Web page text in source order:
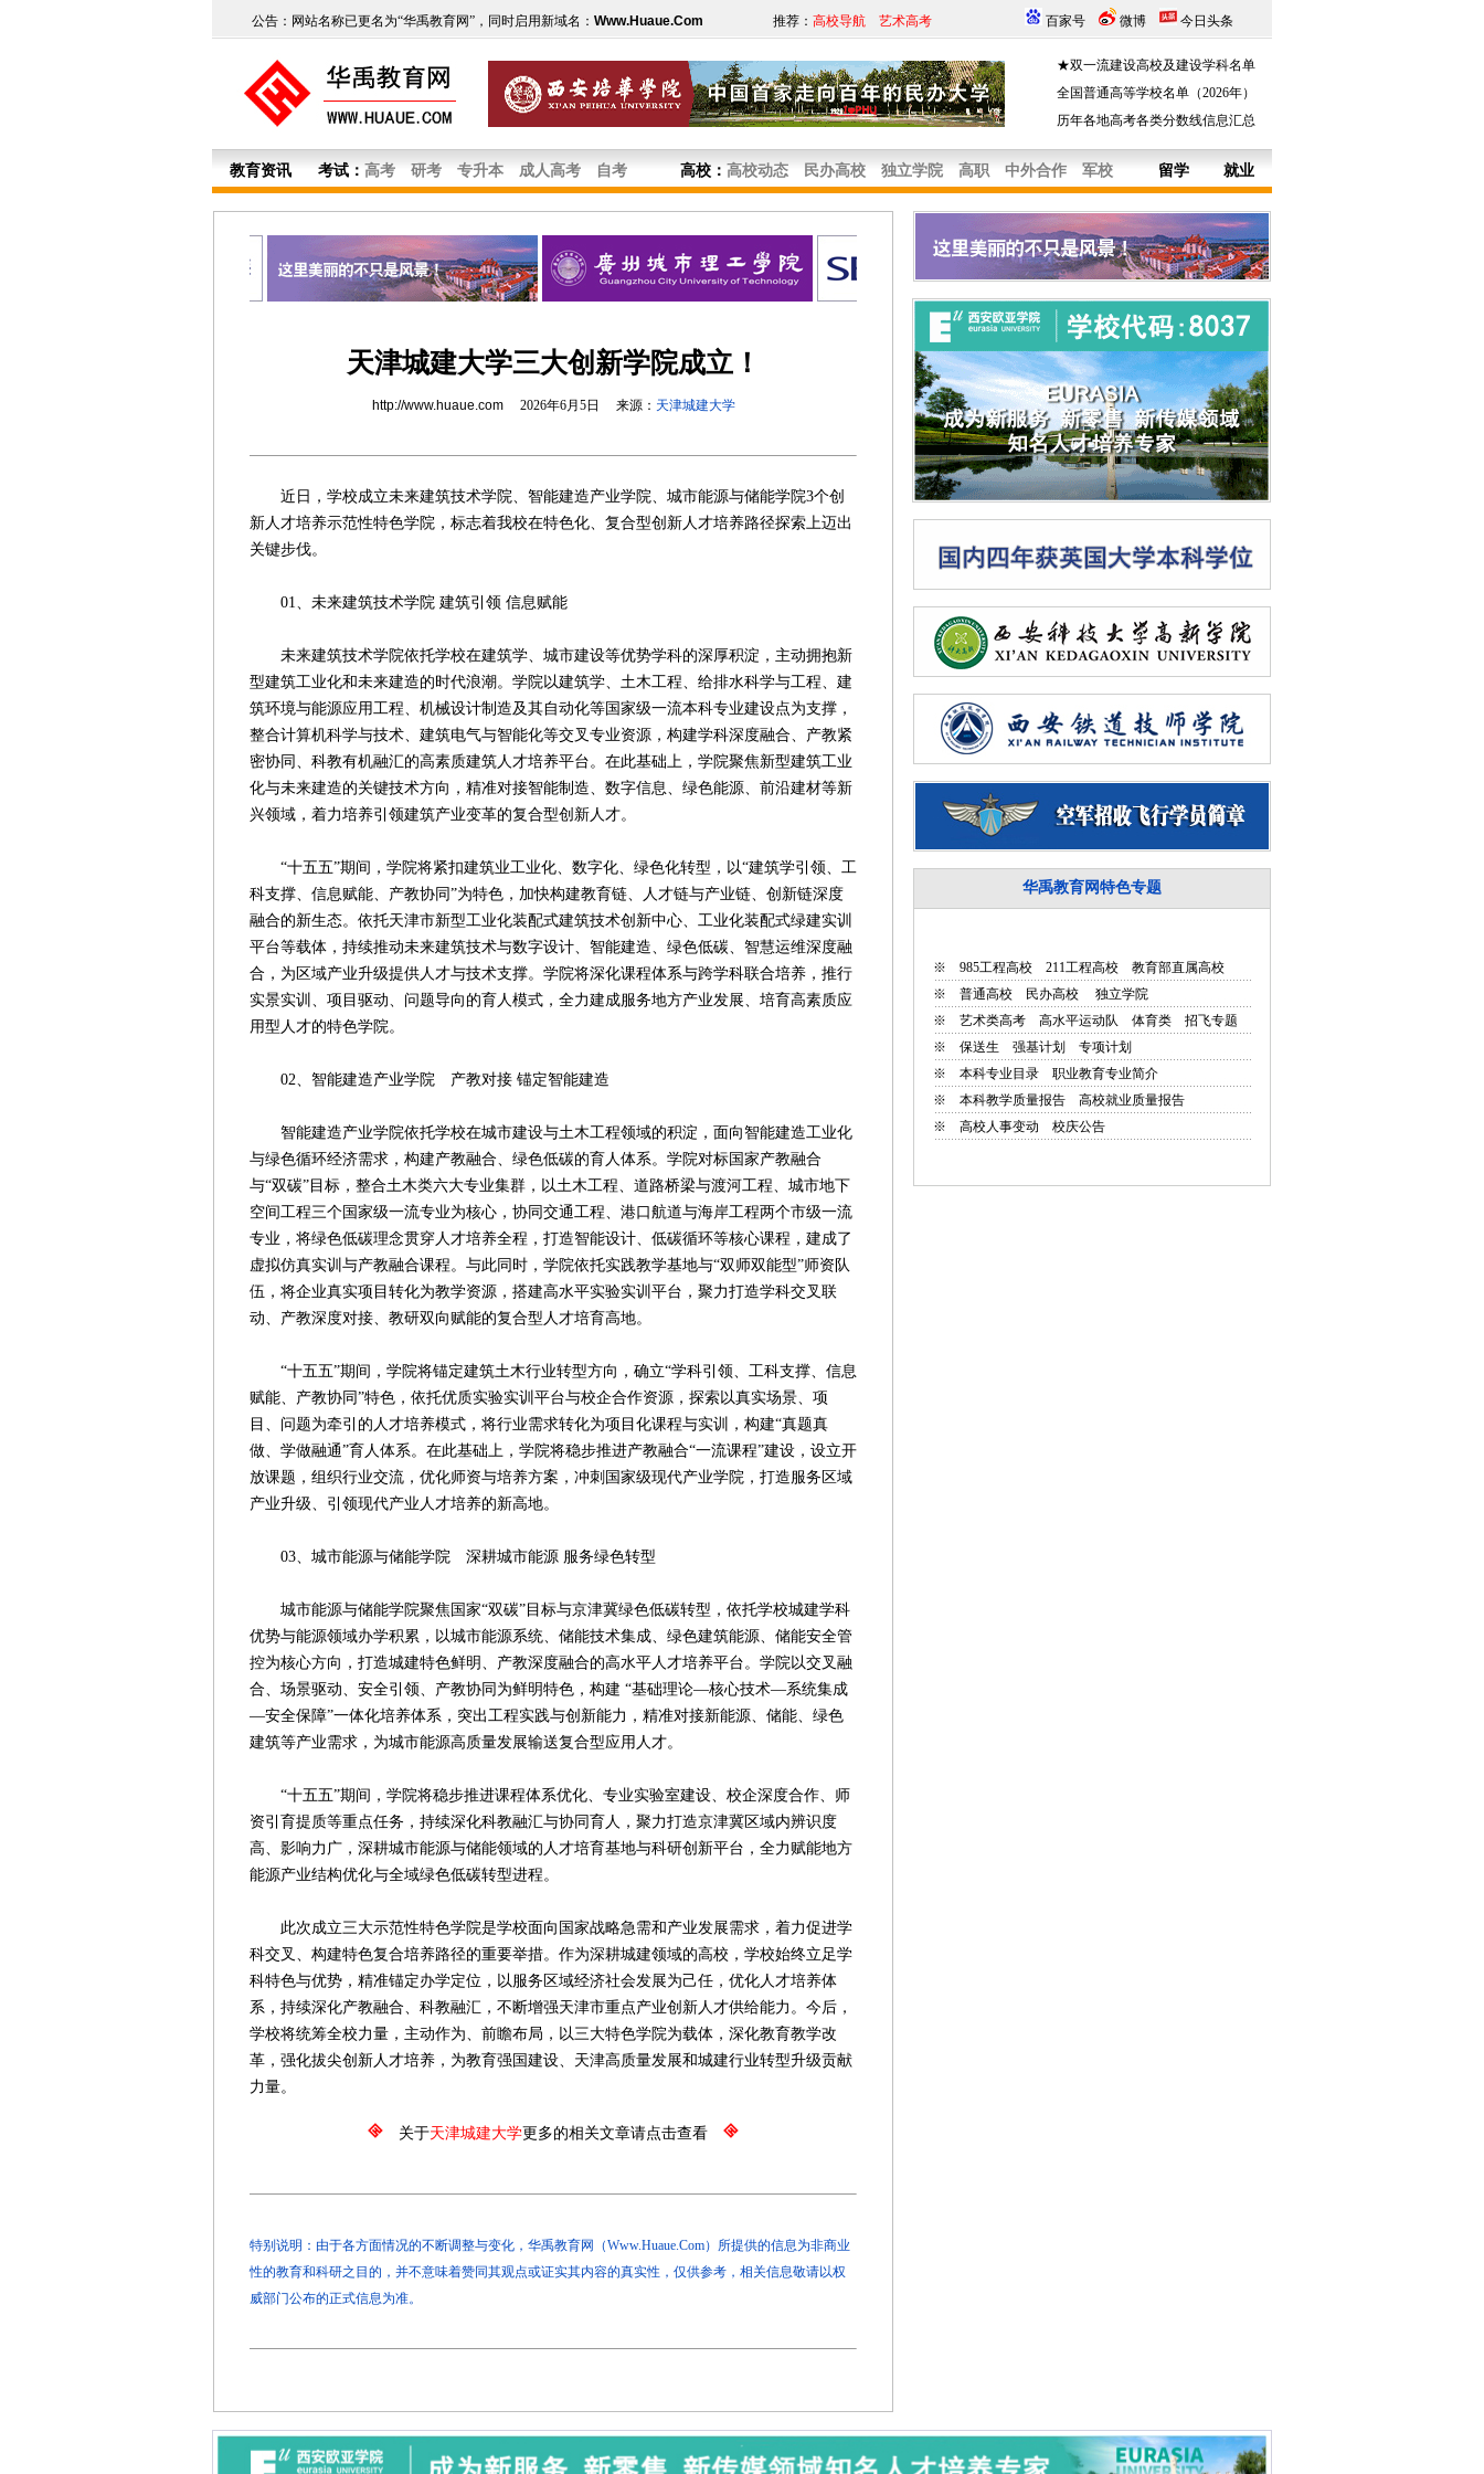
公告：网站名称已更名为“华禹教育网”，同时启用新域名： Www.Huaue.Com 推荐： 高校导航 艺术高考 百家号 微博 今日头条
★双一流建设高校及建设学科名单
全国普通高等学校名单（2026年）
历年各地高考各类分数线信息汇总
教育资讯 考试： 高考 研考 专升本 成人高考 自考 高校： 高校动态 民办高校 独立学院 高职 中外合作 军校 留学 就业
天津城建大学三大创新学院成立！
http://www.huaue.com2026年6月5日 来源： 天津城建大学
近日，学校成立未来建筑技术学院、智能建造产业学院、城市能源与储能学院3个创
新人才培养示范性特色学院，标志着我校在特色化、复合型创新人才培养路径探索上迈出
关键步伐。
01、未来建筑技术学院 建筑引领 信息赋能
未来建筑技术学院依托学校在建筑学、城市建设等优势学科的深厚积淀，主动拥抱新
型建筑工业化和未来建造的时代浪潮。学院以建筑学、土木工程、给排水科学与工程、建
筑环境与能源应用工程、机械设计制造及其自动化等国家级一流本科专业建设点为支撑，
整合计算机科学与技术、建筑电气与智能化等交叉专业资源，构建学科深度融合、产教紧
密协同、科教有机融汇的高素质建筑人才培养平台。在此基础上，学院聚焦新型建筑工业
化与未来建造的关键技术方向，精准对接智能制造、数字信息、绿色能源、前沿建材等新
兴领域，着力培养引领建筑产业变革的复合型创新人才。
“十五五”期间，学院将紧扣建筑业工业化、数字化、绿色化转型，以“建筑学引领、工
科支撑、信息赋能、产教协同”为特色，加快构建教育链、人才链与产业链、创新链深度
融合的新生态。依托天津市新型工业化装配式建筑技术创新中心、工业化装配式绿建实训
平台等载体，持续推动未来建筑技术与数字设计、智能建造、绿色低碳、智慧运维深度融
合，为区域产业升级提供人才与技术支撑。学院将深化课程体系与跨学科联合培养，推行
实景实训、项目驱动、问题导向的育人模式，全力建成服务地方产业发展、培育高素质应
用型人才的特色学院。
02、智能建造产业学院 产教对接 锚定智能建造
智能建造产业学院依托学校在城市建设与土木工程领域的积淀，面向智能建造工业化
与绿色循环经济需求，构建产教融合、绿色低碳的育人体系。学院对标国家产教融合
与“双碳”目标，整合土木类六大专业集群，以土木工程、道路桥梁与渡河工程、城市地下
空间工程三个国家级一流专业为核心，协同交通工程、港口航道与海岸工程两个市级一流
专业，将绿色低碳理念贯穿人才培养全程，打造智能设计、低碳循环等核心课程，建成了
虚拟仿真实训与产教融合课程。与此同时，学院依托实践教学基地与“双师双能型”师资队
伍，将企业真实项目转化为教学资源，搭建高水平实验实训平台，聚力打造学科交叉联
动、产教深度对接、教研双向赋能的复合型人才培育高地。
“十五五”期间，学院将锚定建筑土木行业转型方向，确立“学科引领、工科支撑、信息
赋能、产教协同”特色，依托优质实验实训平台与校企合作资源，探索以真实场景、项
目、问题为牵引的人才培养模式，将行业需求转化为项目化课程与实训，构建“真题真
做、学做融通”育人体系。在此基础上，学院将稳步推进产教融合“一流课程”建设，设立开
放课题，组织行业交流，优化师资与培养方案，冲刺国家级现代产业学院，打造服务区域
产业升级、引领现代产业人才培养的新高地。
03、城市能源与储能学院 深耕城市能源 服务绿色转型
城市能源与储能学院聚焦国家“双碳”目标与京津冀绿色低碳转型，依托学校城建学科
优势与能源领域办学积累，以城市能源系统、储能技术集成、绿色建筑能源、储能安全管
控为核心方向，打造城建特色鲜明、产教深度融合的高水平人才培养平台。学院以交叉融
合、场景驱动、安全引领、产教协同为鲜明特色，构建 “基础理论—核心技术—系统集成
—安全保障”一体化培养体系，突出工程实践与创新能力，精准对接新能源、储能、绿色
建筑等产业需求，为城市能源高质量发展输送复合型应用人才。
“十五五”期间，学院将稳步推进课程体系优化、专业实验室建设、校企深度合作、师
资引育提质等重点任务，持续深化科教融汇与协同育人，聚力打造京津冀区域内辨识度
高、影响力广，深耕城市能源与储能领域的人才培育基地与科研创新平台，全力赋能地方
能源产业结构优化与全域绿色低碳转型进程。
此次成立三大示范性特色学院是学校面向国家战略急需和产业发展需求，着力促进学
科交叉、构建特色复合培养路径的重要举措。作为深耕城建领域的高校，学校始终立足学
科特色与优势，精准锚定办学定位，以服务区域经济社会发展为己任，优化人才培养体
系，持续深化产教融合、科教融汇，不断增强天津市重点产业创新人才供给能力。今后，
学校将统筹全校力量，主动作为、前瞻布局，以三大特色学院为载体，深化教育教学改
革，强化拔尖创新人才培养，为教育强国建设、天津高质量发展和城建行业转型升级贡献
力量。
关于天津城建大学更多的相关文章请点击查看
特别说明：由于各方面情况的不断调整与变化，华禹教育网（Www.Huaue.Com）所提供的信息为非商业
性的教育和科研之目的，并不意味着赞同其观点或证实其内容的真实性，仅供参考，相关信息敬请以权
威部门公布的正式信息为准。
华禹教育网特色专题
※ 985工程高校 211工程高校
教育部直属高校
※ 普通高校 民办高校
独立学院
※ 艺术类高考 高水平运动队 体育类
招飞专题
※ 保送生 强基计划
专项计划
※ 本科专业目录
职业教育专业简介
※ 本科教学质量报告
高校就业质量报告
※ 高校人事变动 校庆公告